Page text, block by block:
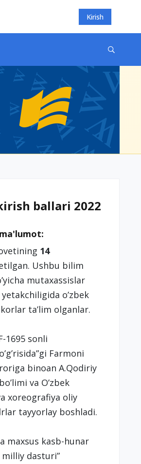
Kirish
ballari 2022
14
Ushbu bilim
mutaxassislar
o’zbek
ta’lim olganlar.
1695 sonli
Farmoni
binoan A.Qodiriy
va O’zbek
xoreografiya oliy
tayyorlay boshladi.
maxsus kasb-hunar
dasturi”